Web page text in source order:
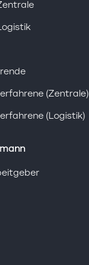
(Zentrale)
(Logistik)